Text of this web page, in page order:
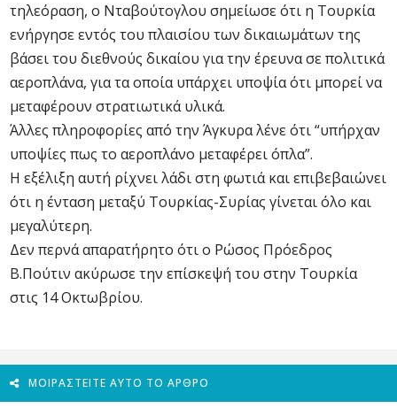
τηλεόραση, ο Νταβούτογλου σημείωσε ότι η Τουρκία
ενήργησε εντός του πλαισίου των δικαιωμάτων της
βάσει του διεθνούς δικαίου για την έρευνα σε πολιτικά
αεροπλάνα, για τα οποία υπάρχει υποψία ότι μπορεί να
μεταφέρουν στρατιωτικά υλικά.
Άλλες πληροφορίες από την Άγκυρα λένε ότι “υπήρχαν
υποψίες πως το αεροπλάνο μεταφέρει όπλα”.
Η εξέλιξη αυτή ρίχνει λάδι στη φωτιά και επιβεβαιώνει
ότι η ένταση μεταξύ Τουρκίας-Συρίας γίνεται όλο και
μεγαλύτερη.
Δεν περνά απαρατήρητο ότι ο Ρώσος Πρόεδρος
Β.Πούτιν ακύρωσε την επίσκεψή του στην Τουρκία
στις 14 Οκτωβρίου.
ΜΟΙΡΑΣΤΕΊΤΕ ΑΥΤΌ ΤΟ ΆΡΘΡΟ